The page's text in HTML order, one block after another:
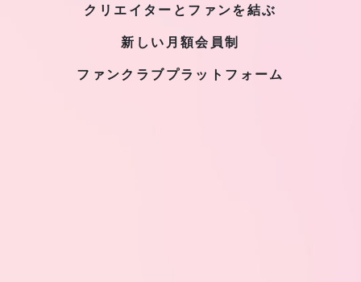
クリエイターとファンを結ぶ
新しい月額会員制
ファンクラブプラットフォーム